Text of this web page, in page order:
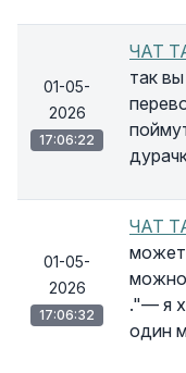
01-05-
2026
17:06:22
ЧАТ
так
01-05-
2026
17:06:32
ЧАТ
можно
."— я
один